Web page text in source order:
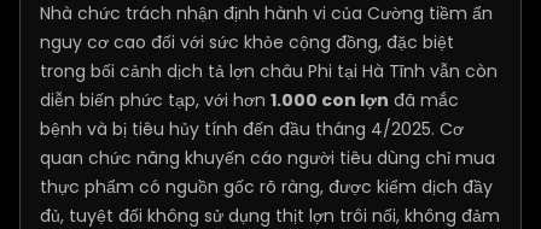
Nhà chức trách nhận định hành vi của Cường tiềm ẩn
nguy cơ cao đối với sức khỏe cộng đồng, đặc biệt
trong bối cảnh dịch tả lợn châu Phi tại Hà Tĩnh vẫn còn
diễn biến phức tạp, với hơn 1.000 con lợn đã mắc
bệnh và bị tiêu hủy tính đến đầu tháng 4/2025. Cơ
quan chức năng khuyến cáo người tiêu dùng chỉ mua
thực phẩm có nguồn gốc rõ ràng, được kiểm dịch đầy
đủ, tuyệt đối không sử dụng thịt lợn trôi nổi, không đảm